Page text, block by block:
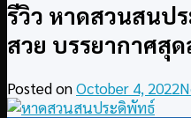
รีวิว หาดสวนสนป
สวย บรรยากาศสุ
Posted onOctober 4, 2022